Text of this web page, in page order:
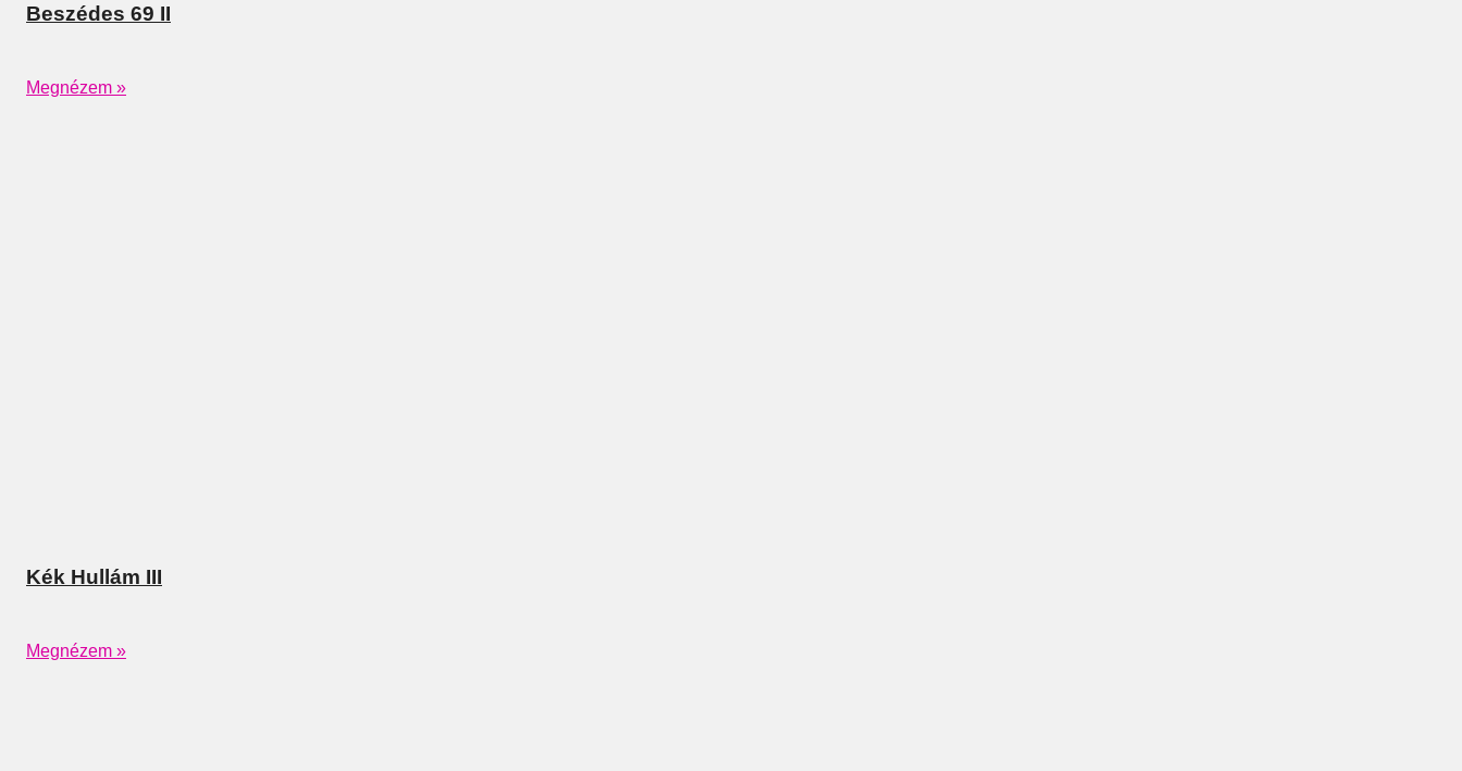
Beszédes 69 II
Megnézem »
Kék Hullám III
Megnézem »